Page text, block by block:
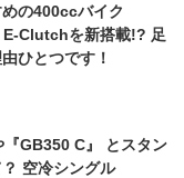
めの400ccバイク
E-Clutchを新搭載!? 足
ひとつです！
『GB350 C』 とスタン
空冷シングル